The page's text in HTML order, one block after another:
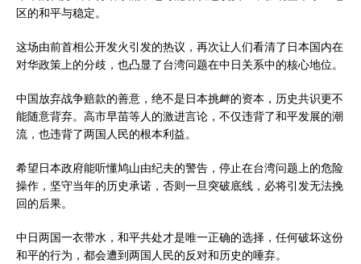
区的和平与稳定。
这场由前首相公开发火引发的热议，再次让人们看清了日本国内在
对华政策上的分歧，也凸显了台湾问题在中日关系中的核心地位。
中国放弃战争赔款的善意，绝不是日本挑衅的资本，历史共识更不
能随意背弃。高市早苗等人的激进言论，不仅违背了和平发展的潮
流，也违背了两国人民的根本利益。
希望日本政府能听懂鸠山由纪夫的警告，停止在台湾问题上的危险
操作，坚守当年的历史承诺，否则一旦突破底线，必将引发无法挽
回的后果。
中日两国一衣带水，和平共处才是唯一正确的选择，任何破坏这份
和平的行为，都会遭到两国人民的反对和历史的唾弃。